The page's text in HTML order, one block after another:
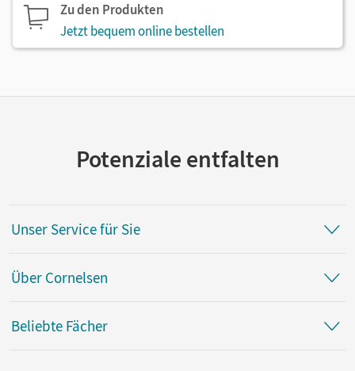
Zu den Produkten
Jetzt bequem online bestellen
Potenziale entfalten
Unser Service für Sie
Über Cornelsen
Beliebte Fächer